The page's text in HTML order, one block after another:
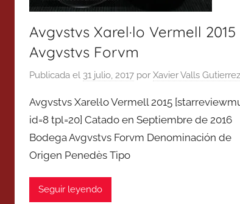
Avgvstvs Xarel·lo Vermell
Avgvstvs Forvm
Publicada el 31 julio, 2017 por Xavier Valls Gutierrez
Avgvstvs Xarel·lo Vermell 2015
id=8 tpl=20] Catado en Septiembre de 2016
Bodega Avgvstvs Forvm Denominación de
Origen Penedès Tipo
Seguir leyendo